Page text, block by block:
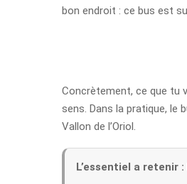
bon endroit : ce bus est
Concrètement, ce que tu
sens. Dans la pratique, le
Vallon de l’Oriol.
L’essentiel a retenir :